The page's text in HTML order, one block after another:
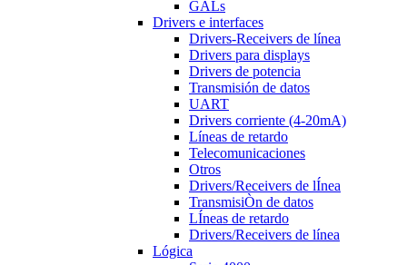
GALs
Drivers e interfaces
Drivers-Receivers de línea
Drivers para displays
Drivers de potencia
Transmisión de datos
UART
Drivers corriente (4-20mA)
Líneas de retardo
Telecomunicaciones
Otros
Drivers/Receivers de lÍnea
TransmisiÒn de datos
LÍneas de retardo
Drivers/Receivers de línea
Lógica